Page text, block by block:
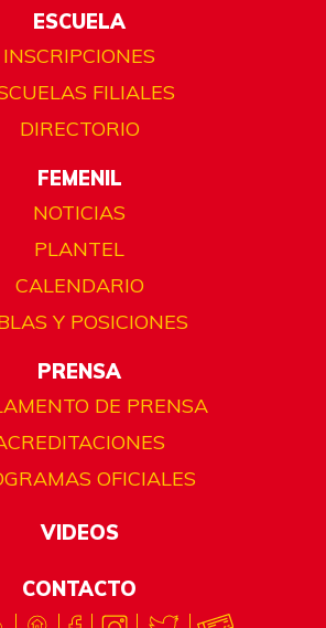
ESCUELA
INSCRIPCIONES
FILIALES
DIRECTORIO
FEMENIL
NOTICIAS
PLANTEL
CALENDARIO
Y POSICIONES
PRENSA
DE PRENSA
OFICIALES
VIDEOS
CONTACTO